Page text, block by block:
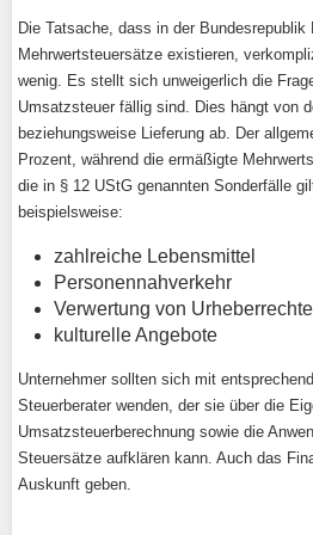
Die Tatsache, dass in der Bundesrepublik
Mehrwertsteuersätze existieren,
wenig. Es stellt sich unweigerlich die
Umsatzsteuer fällig sind. Dies hängt von
beziehungsweise Lieferung ab. Der
Prozent, während die ermäßigte
die in § 12 UStG genannten Sonderfälle
beispielsweise:
zahlreiche Lebensmittel
Personennahverkehr
Verwertung von
kulturelle Angebote
Unternehmer sollten sich mit
Steuerberater wenden, der sie über die
Umsatzsteuerberechnung sowie die
Steuersätze aufklären kann. Auch das
Auskunft geben.